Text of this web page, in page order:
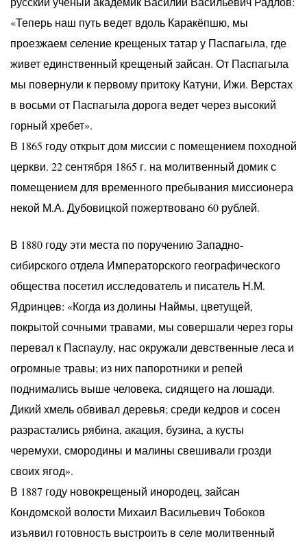
«Теперь наш путь ведет вдоль Каракёпшю, мы
проезжаем селение крещеных татар у Паспагыла, где
живет единственный крещеный зайсан. От Паспагыла
мы повернули к первому притоку Катуни, Ижи. Верстах
в восьми от Паспагыла дорога ведет через высокий
горный хребет».
В 1865 году открыт дом миссии с помещением походной
церкви. 22 сентября 1865 г. на молитвенный домик с
помещением для временного пребывания миссионера
некой М.А. Дубовицкой пожертвовано 60 рублей.
В 1880 году эти места по поручению Западно-
сибирского отдела Императорского географического
общества посетил исследователь и писатель Н.М.
Ядринцев: «Когда из долины Наймы, цветущей,
покрытой сочными травами, мы совершали через горы
перевал к Паспаулу, нас окружали девственные леса и
огромные травы; из них папоротники и репей
поднимались выше человека, сидящего на лошади.
Дикий хмель обвивал деревья; среди кедров и сосен
разрастались рябина, акация, бузина, а кусты
черемухи, смородины и малины свешивали грозди
своих ягод».
В 1887 году новокрещеный инородец, зайсан
Кондомской волости Михаил Васильевич Тобоков
изъявил готовность выстроить в селе молитвенный